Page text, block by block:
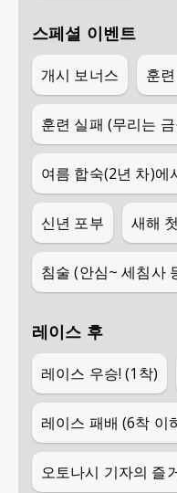
스페셜 이벤트
개시 보너스 훈
훈련 실패 (무리는 금
여름 합숙(2년 차)에
신년 포부 새해
침술 (안심~ 세침사
레이스 후
레이스 우승! (1착)
레이스 패배 (6착 이
오토나시 기자의 즐